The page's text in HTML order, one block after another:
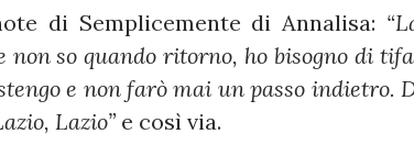
di Semplicemente di Annalisa:
non so quando ritorno, ho bisogno di
e non farò mai un passo indietro.
Lazio” e così via.